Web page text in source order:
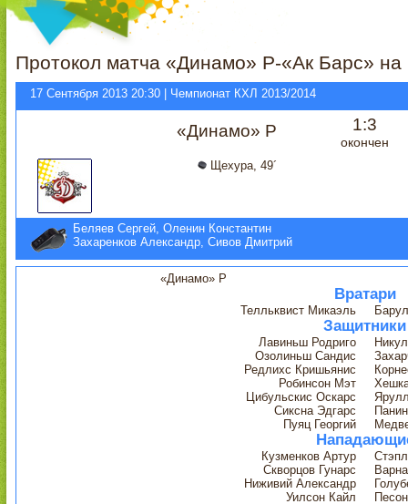
Протокол матча «Динамо» Р-«Ак Барс»
17 Сентября 2013 20:30 | Чемпионат КХЛ 2013/2014
«Динамо» Р 1:3
окончен
Щехура, 49´
Беляев Сергей, Оленин Константин
Захаренков Александр, Сивов Дмитрий
«Динамо» Р
Вратари
Телльквист Микаэль
Защитники
Лавиньш Родриго
Озолиньш Сандис
Редлихс Кришьянис
Робинсон Мэт
Цибульскис Оскарс
Сиксна Эдгарс
Пуяц Георгий
Кузменков Артур
Скворцов Гунарс
Ниживий Александр
Уилсон Кайл